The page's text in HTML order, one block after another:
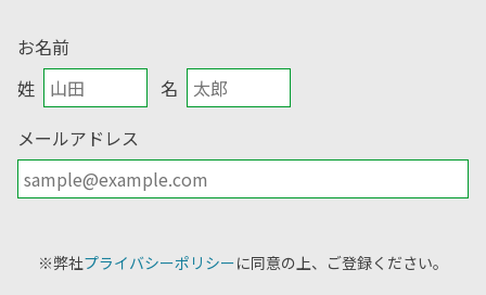
お名前
姓
名
メールアドレス
※弊社プライバシーポリシーに同意の上、ご登録ください。